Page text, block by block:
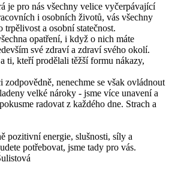
je pro nás všechny velice vyčerpávající
i osobních životů, vás všechny
trpělivost a osobní statečnost.
opatření, i když o nich máte
své zdraví a zdraví svého okolí.
ti, kteří prodělali těžší formu nákazy,
zodpovědně, nenechme se však ovládnout
velké nároky - jsme více unavení a
radovat z každého dne. Strach a
pozitivní energie, slušnosti, síly a
potřebovat, jsme tady pro vás.